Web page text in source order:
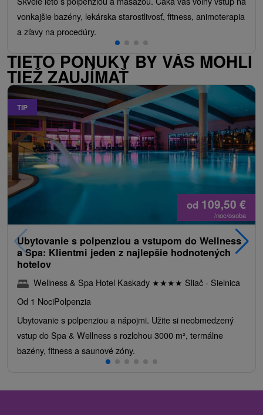
vonkajšie bazény, lekárska starostlivosť, fitness, animoterapia
a zľavy na procedúry.
TIETO PONUKY BY VÁS MOHLI
TIEŽ ZAUJÍMAŤ
TIP
od 109,50 €
/noc/osoba
Ubytovanie s polpenziou a vstupom do Wellness
a Spa: Klientmi jeden z najlepšie hodnotených
hotelov
Wellness & Spa Hotel Kaskady ★★★★ Sliač - Sielnica
Od 1 NociPolpenzia
Ubytovanie s polpenziou a nápojmi. Užite si neobmedzený
vstup do Spa & Wellness s rozlohou 3000 m², termálne
bazény, fitness a saunové zóny.